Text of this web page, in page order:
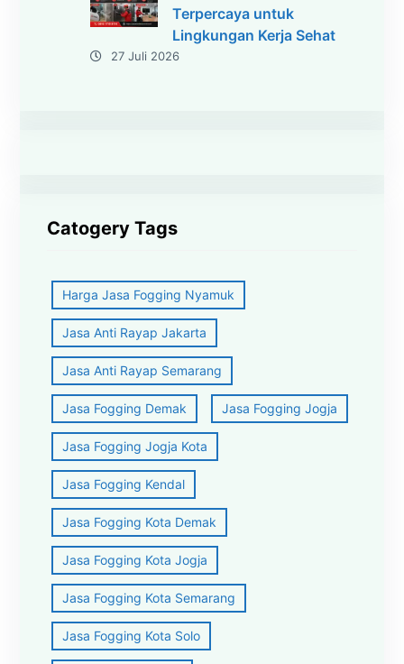
Terpercaya untuk
Lingkungan Kerja Sehat
27 Juli 2026
Catogery Tags
Harga Jasa Fogging Nyamuk
Jasa Anti Rayap Jakarta
Jasa Anti Rayap Semarang
Jasa Fogging Demak Jasa Fogging Jogja
Jasa Fogging Jogja Kota
Jasa Fogging Kendal
Jasa Fogging Kota Demak
Jasa Fogging Kota Jogja
Jasa Fogging Kota Semarang
Jasa Fogging Kota Solo